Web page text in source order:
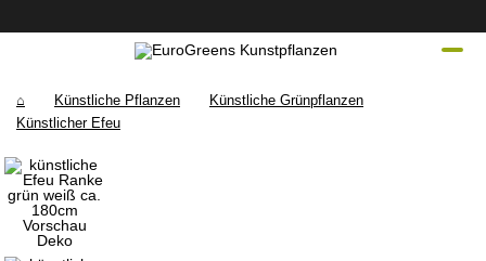
⌂ Künstliche Pflanzen
Künstliche Grünpflanzen
Künstlicher Efeu